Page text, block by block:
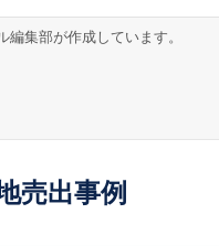
79万円
編集部が作成しています。
売出事例